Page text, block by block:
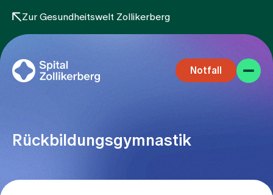
Zur Gesundheitswelt Zollikerberg
Notfall
Rückbildungsgymnastik